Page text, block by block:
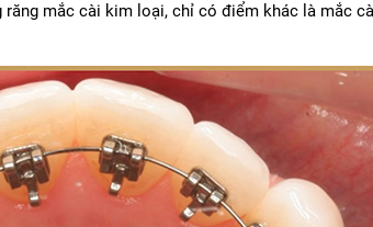
mắc cài kim loại, chỉ có điểm khác là mắc